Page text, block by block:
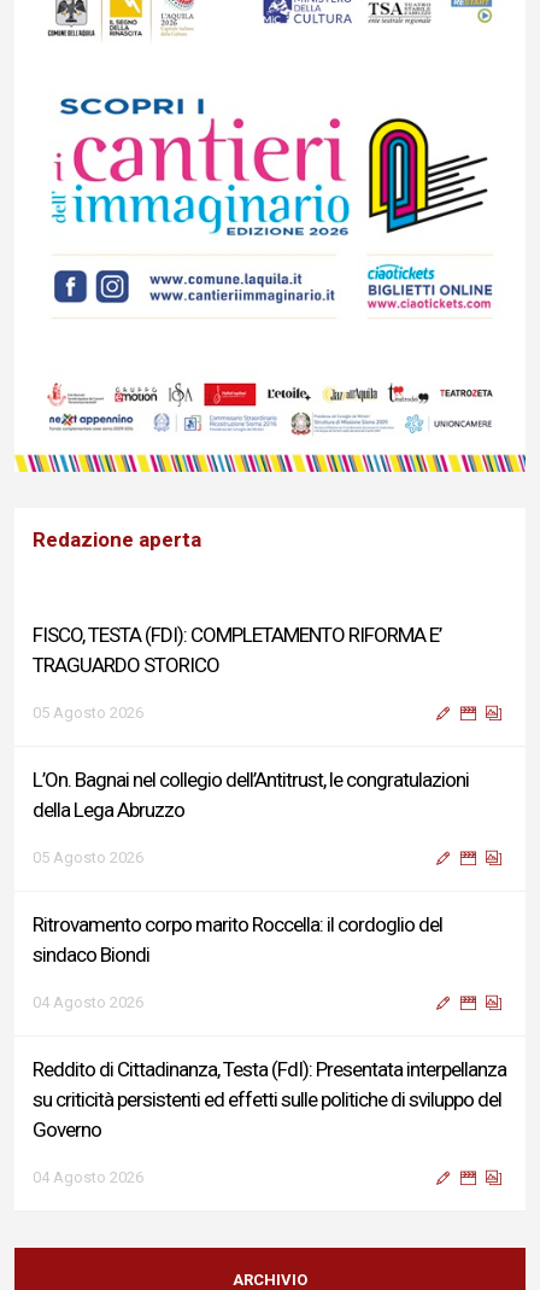
Redazione aperta
FISCO, TESTA (FDI): COMPLETAMENTO RIFORMA E’
TRAGUARDO STORICO
05 Agosto 2026
L’On. Bagnai nel collegio dell’Antitrust, le congratulazioni
della Lega Abruzzo
05 Agosto 2026
Ritrovamento corpo marito Roccella: il cordoglio del
sindaco Biondi
04 Agosto 2026
Reddito di Cittadinanza, Testa (FdI): Presentata interpellanza
su criticità persistenti ed effetti sulle politiche di sviluppo del
Governo
04 Agosto 2026
Sigismondi, Liris e Testa: “Profondo cordoglio e vicinanza al
Ministro Roccella e alla sua famiglia”
ARCHIVIO